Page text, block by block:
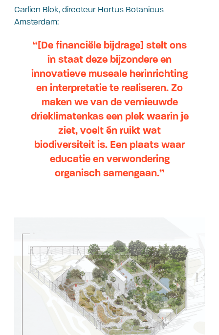
Carlien Blok, directeur Hortus Botanicus
Amsterdam:
“[De financiële bijdrage] stelt ons
in staat deze bijzondere en
innovatieve museale herinrichting
en interpretatie te realiseren. Zo
maken we van de vernieuwde
drieklimatenkas een plek waarin je
ziet, voelt én ruikt wat
biodiversiteit is. Een plaats waar
educatie en verwondering
organisch samengaan.”